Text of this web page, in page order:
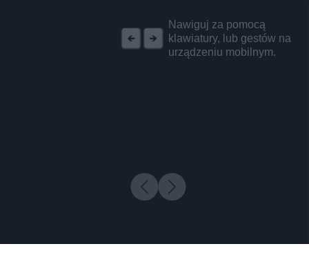
Nawiguj za pomocą
klawiatury, lub gestów na
urządzeniu mobilnym.